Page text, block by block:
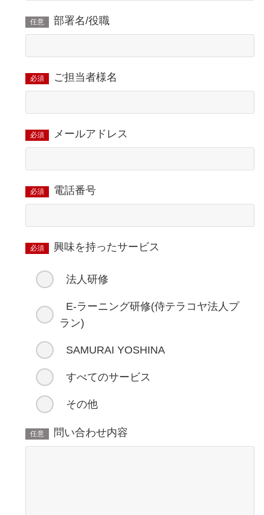
任意 部署名/役職
必須 ご担当者様名
必須 メールアドレス
必須 電話番号
必須 興味を持ったサービス
法人研修
E-ラーニング研修(侍テラコヤ法人プ
ラン)
SAMURAI YOSHINA
すべてのサービス
その他
任意 問い合わせ内容